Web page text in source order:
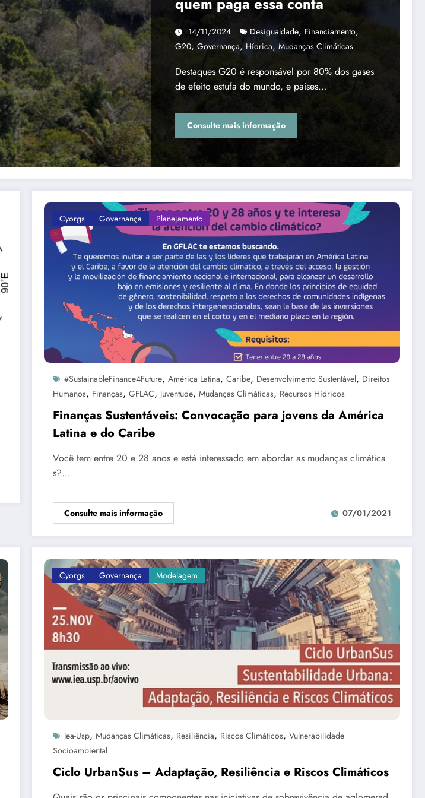
14/11/2024 Desigualdade, Financiamento,
G20, Governança, Hídrica, Mudanças Climáticas
Destaques G20 é responsável por 80% dos gases
de efeito estufa do mundo, e países…
Consulte mais informação
Cyorgs Governança Planejamento
#SustainableFinance4Future, América Latina, Caribe, Desenvolvimento Sustentável, Direitos
Humanos, Finanças, GFLAC, Juventude, Mudanças Climáticas, Recursos Hídricos
Finanças Sustentáveis: Convocação para jovens da América
Latina e do Caribe
Você tem entre 20 e 28 anos e está interessado em abordar as mudanças climática
s?…
Consulte mais informação 07/01/2021
Cyorgs Governança Modelagem
Iea-Usp, Mudanças Climáticas, Resiliência, Riscos Climáticos, Vulnerabilidade
Socioambiental
Ciclo UrbanSus – Adaptação, Resiliência e Riscos Climáticos